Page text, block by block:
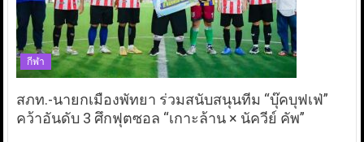
กีฬา
สภท.-นายกเมืองพัทยา ร่วมสนับสนุนทีม “บุ๊คบุฟเฟ่”
คว้าอันดับ 3 ศึกฟุตซอล “เกาะล้าน × นัควีย์ คัพ”